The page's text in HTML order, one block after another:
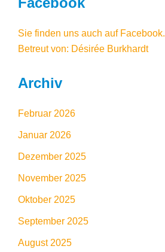
Sie finden uns auch auf Facebook.
Betreut von: Désirée Burkhardt
Archiv
Februar 2026
Januar 2026
Dezember 2025
November 2025
Oktober 2025
September 2025
August 2025